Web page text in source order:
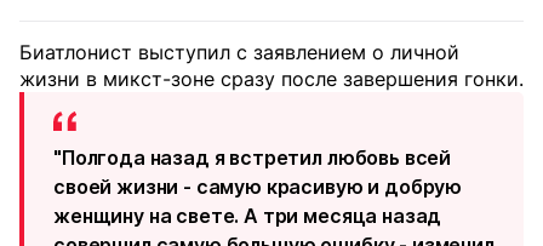
Биатлонист выступил с заявлением о личной
жизни в микст-зоне сразу после завершения гонки.
"Полгода назад я встретил любовь всей
своей жизни - самую красивую и добрую
женщину на свете. А три месяца назад